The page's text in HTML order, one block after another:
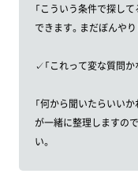
「こういう条件で探し
できます。まだぼんや
✓「これって変な質問
「何から聞いたらいい
が一緒に整理しますの
い。